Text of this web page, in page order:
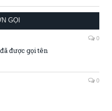
GỌI
0
được gọi tên
0